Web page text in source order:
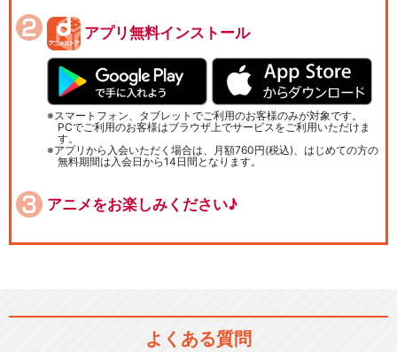
アプリ無料インストール
スマートフォン、タブレットでご利用のお客様のみが対象です。
PCでご利用のお客様はブラウザ上でサービスをご利用いただけま
す。
アプリから入会いただく場合は、月額760円(税込)、はじめての方の
無料期間は入会日から14日間となります。
アニメをお楽しみください♪
よくある質問